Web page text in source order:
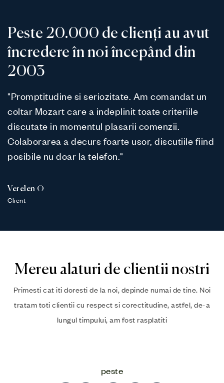
Peste 20.000 de clienți au avut
încredere în noi începând din
2003
"Promptitudine si seriozitate. Am comandat un
coltar Mozart care a indeplinit toate criteriile
discutate in momentul plasarii comenzii.
Colaborarea a decurs foarte usor, discutiile fiind
posibile nu doar la telefon."
Verelen O
Client
Mereu alaturi de clientii nostri
Primesti cat iti doresti de la noi, depinde numai de tine. Noi
tratam toti clientii cu respect si corectitudine, astfel, de-a
lungul timpului, am fost rasplatiti
peste